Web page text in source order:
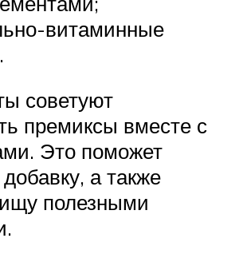
витаминные
советуют
премиксы вместе с
Это поможет
а также
полезными